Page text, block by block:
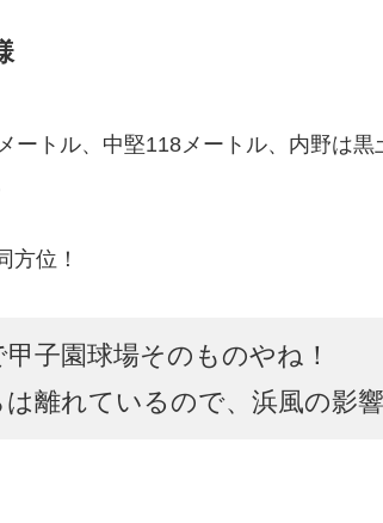
ートル、中堅118メートル、内野は
方位！
甲子園球場そのものやね！
離れているので、浜風の影